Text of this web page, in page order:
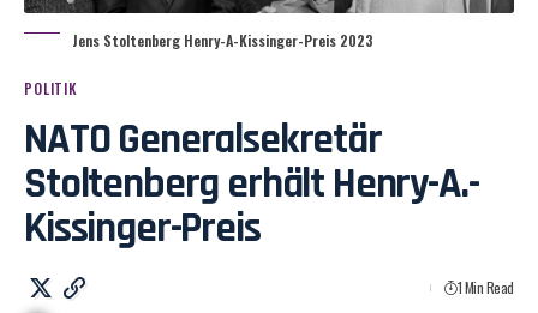
Jens Stoltenberg Henry-A-Kissinger-Preis 2023
POLITIK
NATO Generalsekretär
Stoltenberg erhält Henry-A.-
Kissinger-Preis
1 Min Read